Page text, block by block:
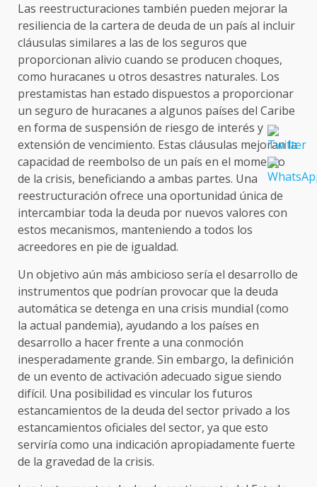
Las reestructuraciones también pueden mejorar la
resiliencia de la cartera de deuda de un país al incluir
cláusulas similares a las de los seguros que
proporcionan alivio cuando se producen choques,
como huracanes u otros desastres naturales. Los
prestamistas han estado dispuestos a proporcionar
un seguro de huracanes a algunos países del Caribe
en forma de suspensión de riesgo de interés y
extensión de vencimiento. Estas cláusulas mejoran la
capacidad de reembolso de un país en el momento
de la crisis, beneficiando a ambas partes. Una
reestructuración ofrece una oportunidad única de
intercambiar toda la deuda por nuevos valores con
estos mecanismos, manteniendo a todos los
acreedores en pie de igualdad.
Un objetivo aún más ambicioso sería el desarrollo de
instrumentos que podrían provocar que la deuda
automática se detenga en una crisis mundial (como
la actual pandemia), ayudando a los países en
desarrollo a hacer frente a una conmoción
inesperadamente grande. Sin embargo, la definición
de un evento de activación adecuado sigue siendo
difícil. Una posibilidad es vincular los futuros
estancamientos de la deuda del sector privado a los
estancamientos oficiales del sector, ya que esto
serviría como una indicación apropiadamente fuerte
de la gravedad de la crisis.